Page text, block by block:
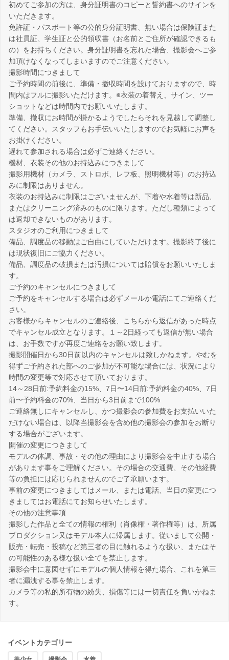
初めてご参加の方は、身分証明書のコピーと誓約書へのサインを
いただきます。
免許証・パスポート等の公的身分証明書、無い場合は保険証また
は社員証、学生証と公的領収書（お名前とご住所が確認できるも
の）をお持ちください。身分証明書を忘れた場合、撮影会へご参
加頂けなくなってしまいますのでご注意ください。
撮影時間につきまして
ご予約時間の前後に、準備・撤収時間を設けておりますので、時
間内はフルに撮影いただけます。※衣装の着替え、サイン、ツー
ショットなどは時間内でお願いいたします。
準備、撤収にお時間が掛かるようでしたらそれを見越して調整し
てください。スタッフもお手伝いいたしますのでお気軽にお声を
お掛けください。
遅れて参加される場合は必ずご連絡ください。
機材、衣装その他のお持込みにつきまして
撮影用機材（カメラ、ストロボ、レフ板、照明機材等）のお持込
みに制限はありません。
衣装のお持込みに制限はございませんが、下着や水着等は新品、
またはクリーニング済みのものに限ります。ただし種類によって
は返却できないものがあります。
スタジオのご利用につきまして
備品、調度品の移動はご自由にしていただけます。撮影終了後に
は現状復旧にご協力ください。
備品、調度品の破損または汚損については賠償をお願いいたしま
す。
ご予約のキャンセルにつきまして
ご予約をキャンセルする場合は必ずメールか電話にてご連絡くだ
さい。
お客様からキャンセルのご連絡後、こちらから返信があった時点
でキャンセル成立となります。１～2日経っても返信が無い場合
は、お手数ですが再度ご連絡をお願い致します。
撮影開催日から30日前以内のキャンセルは致しかねます。やむを
得ずご予約された部へのご参加が不可能な場合には、状況により
時間の変更等で対応させて頂いております。
14～28日前:予約料金の15%、7日〜14日前:予約料金の40%、7日
前〜予約料金の70%、当日から3日前まで100%
ご連絡無しにキャンセルし、かつ撮影会の参加費をお支払いいた
だけない場合は、以降当撮影会を含め他の撮影会の参加をお断り
する場合がございます。
開催の変更につきまして
モデルの体調、事故・その他の理由により撮影会を中止する場合
があります事をご理解ください。その場合の交通費、その他経費
等の負担には応じられませんのでご了承願います。
事前の変更につきましてはメール、または電話、当日の変更につ
きましてはお電話にてお知らせいたします。
その他の注意事項
撮影した作品と全ての情報の権利（肖像権・著作権等）は、所属
プロダクション又はモデル本人に帰属します。従いまして公開・
販売・転売・投稿など第三者の目に触れるような扱い、またはそ
の可能性のある様な扱い全てを禁止します。
撮影会中に意図せずにモデルの個人情報を得た場合、これを第三
者に漏洩する事を禁止します。
カメラ等の私的所有物の紛失、損傷等には一切責任を負いかねま
す。
イベントカテゴリー